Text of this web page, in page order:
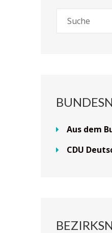
Aus dem
CDU